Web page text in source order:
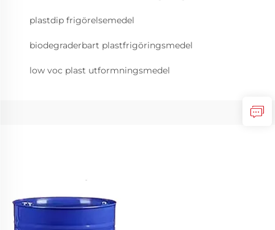
plastdip frigörelsemedel
biodegraderbart plastfrigöringsmedel
low voc plast utformningsmedel